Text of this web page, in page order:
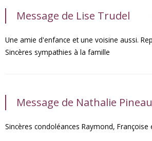
Message de Lise Trudel
Une amie d'enfance et une voisine aussi.
Sincères sympathies à la famille
Message de Nathalie Pineau
Sincères condoléances Raymond, Françoise